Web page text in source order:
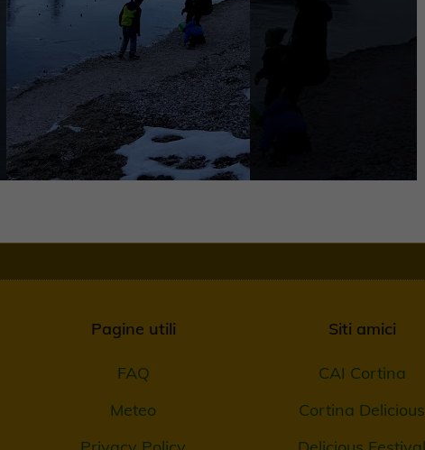
Pagine utili
FAQ
Meteo
Siti amici
CAI Cortina
Cortina Delicious